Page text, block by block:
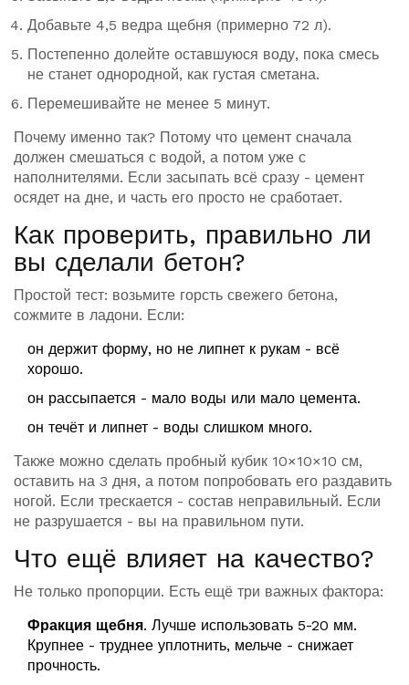
Добавьте 4,5 ведра щебня (примерно 72 л).
Постепенно долейте оставшуюся воду, пока смесь
не станет однородной, как густая сметана.
Перемешивайте не менее 5 минут.
Почему именно так? Потому что цемент сначала
должен смешаться с водой, а потом уже с
наполнителями. Если засыпать всё сразу - цемент
осядет на дне, и часть его просто не сработает.
Как проверить, правильно ли
вы сделали бетон?
Простой тест: возьмите горсть свежего бетона,
сожмите в ладони. Если:
он держит форму, но не липнет к рукам - всё
хорошо.
он рассыпается - мало воды или мало цемента.
он течёт и липнет - воды слишком много.
Также можно сделать пробный кубик 10×10×10 см,
оставить на 3 дня, а потом попробовать его раздавить
ногой. Если трескается - состав неправильный. Если
не разрушается - вы на правильном пути.
Что ещё влияет на качество?
Не только пропорции. Есть ещё три важных фактора:
Фракция щебня. Лучше использовать 5-20 мм.
Крупнее - труднее уплотнить, мельче - снижает
прочность.